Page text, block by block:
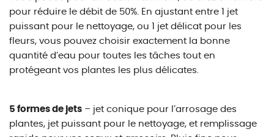
pour réduire le débit de 50%. En ajustant entre 1 jet
puissant pour le nettoyage, ou 1 jet délicat pour les
fleurs, vous pouvez choisir exactement la bonne
quantité d’eau pour toutes les tâches tout en
protégeant vos plantes les plus délicates.
5 formes de jets – jet conique pour l’arrosage des
plantes, jet puissant pour le nettoyage, et remplissage